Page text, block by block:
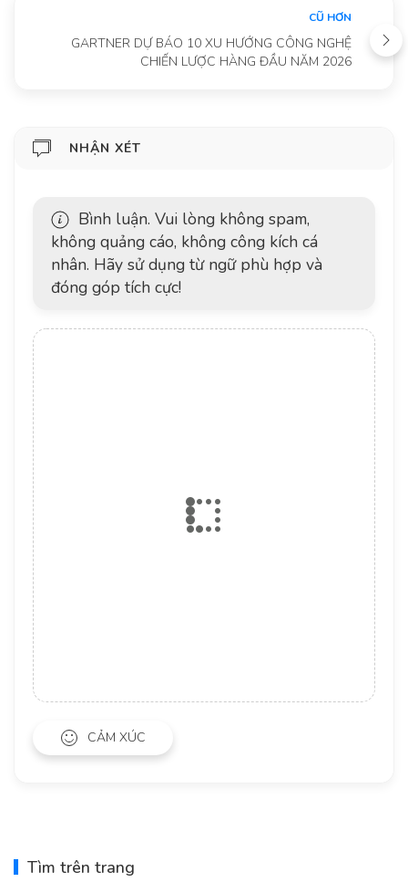
CŨ HƠN
GARTNER DỰ BÁO 10 XU HƯỚNG CÔNG NGHỆ
CHIẾN LƯỢC HÀNG ĐẦU NĂM 2026
NHẬN XÉT
Bình luận. Vui lòng không spam,
không quảng cáo, không công kích cá
nhân. Hãy sử dụng từ ngữ phù hợp và
đóng góp tích cực!
CẢM XÚC
Tìm trên trang